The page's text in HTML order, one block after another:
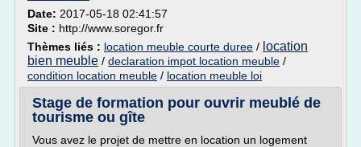
Date: 2017-05-18 02:41:57
Site : http://www.soregor.fr
Thèmes liés : location meuble courte duree / location
bien meuble / declaration impot location meuble /
condition location meuble / location meuble loi
Stage de formation pour ouvrir meublé de
tourisme ou gîte
Vous avez le projet de mettre en location un logement